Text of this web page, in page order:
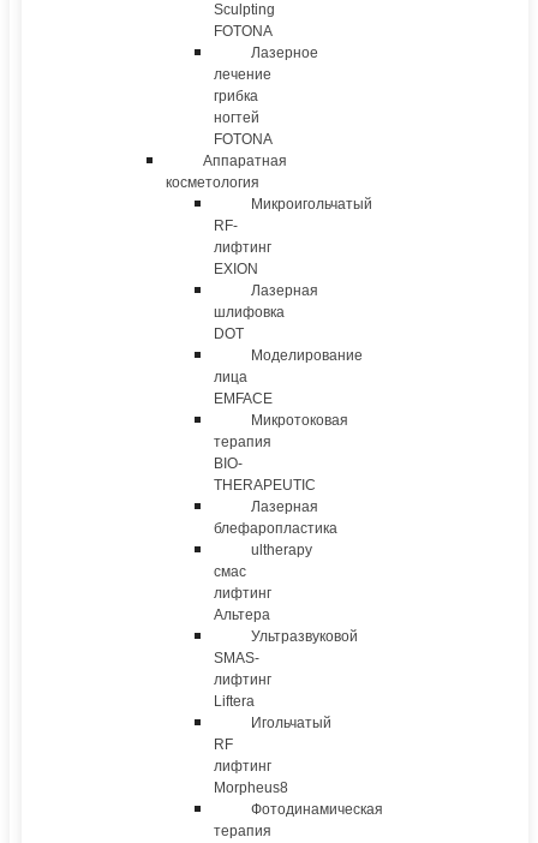
Sculpting
FOTONA
Лазерное
лечение
грибка
ногтей
FOTONA
Аппаратная
косметология
Микроигольчатый
RF-
лифтинг
EXION
Лазерная
шлифовка
DOT
Моделирование
лица
EMFACE
Микротоковая
терапия
BIO-
THERAPEUTIC
Лазерная
блефаропластика
ultherapy
смас
лифтинг
Альтера
Ультразвуковой
SMAS-
лифтинг
Liftera
Игольчатый
RF
лифтинг
Morpheus8
Фотодинамическая
терапия